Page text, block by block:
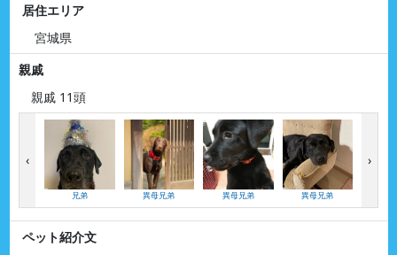
居住エリア
宮城県
親戚
親戚 11頭
兄弟 異母兄弟 異母兄弟 異母兄弟
‹ ›
ペット紹介文